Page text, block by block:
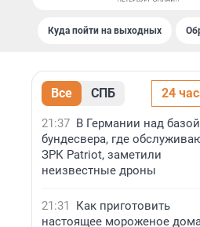
Куда пойти на выходных
Все СПБ 24
21:37 В Германии над базой
бундесвера, где
ЗРК Patriot, заметили
неизвестные дроны
21:31
Как приготовить
настоящее мороженое